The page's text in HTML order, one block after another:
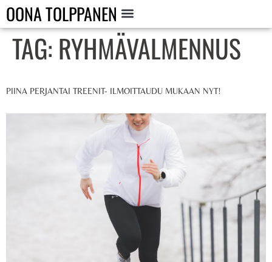
OONA TOLPPANEN
TAG: RYHMÄVALMENNUS
PIINA PERJANTAI TREENIT- ILMOITTAUDU MUKAAN NYT!